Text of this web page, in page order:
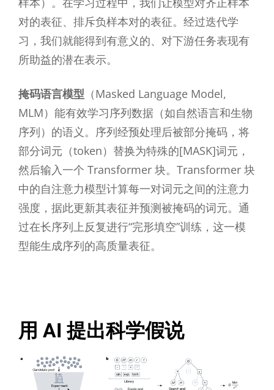
对的表征、排斥负样本对的表征。经过迭代学
习，我们就能得到有意义的、对下游任务表现有
所助益的潜在表示。
掩码语言模型 （Masked Language Model,
MLM）能有效学习序列数据（如自然语言和生物
序列）的语义。序列经预处理后被部分掩码，将
部分词元（token）替换为特殊的[MASK]词元，
然后输入一个 Transformer 块。Transformer 块
中的自注意力模型计算每一对词元之间的注意力
强度，据此更新其表征并预测被掩码的词元。通
过在长序列上反复进行“完形填空”训练，这一模
型能生成序列的高质量表征。
用 AI 提出科学假说